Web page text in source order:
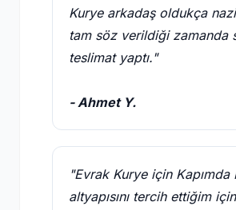
Kurye arkadaş oldukça
tam söz verildiği zamanda
teslimat yaptı."
- Ahmet Y.
"Evrak Kurye için Kapımda
altyapısını tercih ettiğim